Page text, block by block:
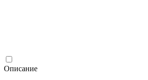
Описание